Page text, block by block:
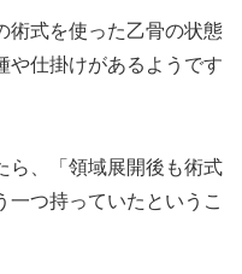
術式を使った乙骨の状態
や仕掛けがあるようです
ら、「領域展開後も術式
一つ持っていたというこ